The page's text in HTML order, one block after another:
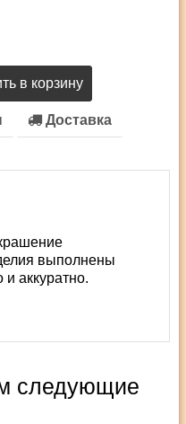
в корзину
Доставка
выполнены
и аккуратно.
следующие